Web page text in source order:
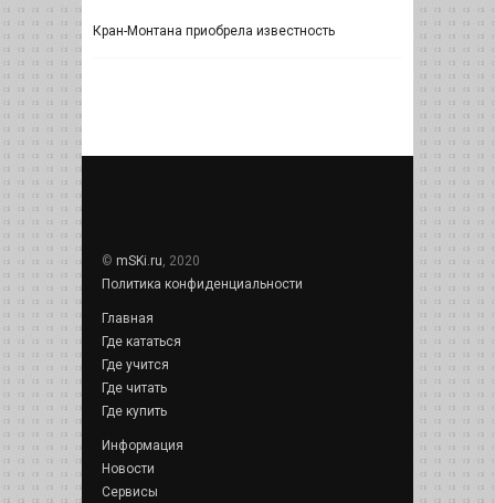
Кран-Монтана приобрела известность
© mSKi.ru, 2020
Политика конфиденциальности
Главная
Где кататься
Где учится
Где читать
Где купить
Информация
Новости
Сервисы